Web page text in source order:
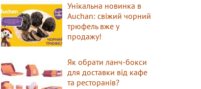
Унікальна новинка в
Auchan: свіжий чорний
трюфель вже у
продажу!
Як обрати ланч-бокси
для доставки від кафе
та ресторанів?